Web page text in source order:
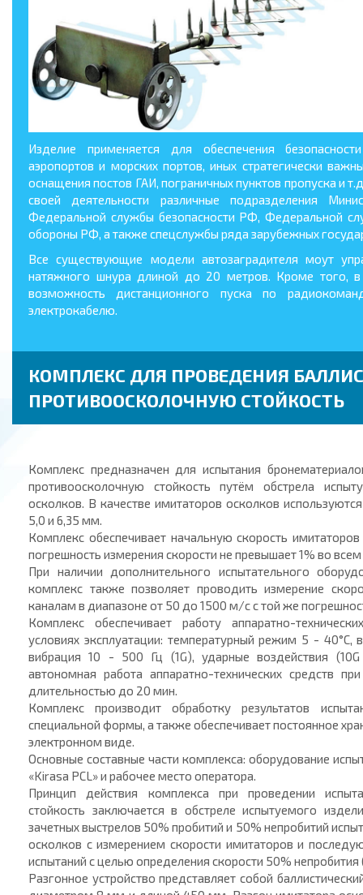
Изделие применяется для обеспечения
аэропортов и морских портов, иных стратегически
оснащения постов ГАИ, пограничных пунктов пропуска и
своей деятельности различные подразделения
Федеральной службы безопасности РФ, Федеральной
обороны РФ, а также спецслужбы ряда зарубежных
Все существующие модели автозаградителя моут
натяжного шнура длиной до 20 метров. Кроме того,
возможность дистанционного пуска по
электрокабелю.
КОМПЛЕКС ДЛЯ ПРОВЕДЕНИЯ
ПРОТИВООСКОЛОЧНУЮ СТОЙКОСТЬ
Комплекс предназначен для испытания
противоосколочную стойкость путём обстрела
осколков. В качестве имитаторов осколков
5,0 и 6,35 мм.
Комплекс обеспечивает начальную скорость
погрешность измерения скорости не превышает 1% во
При наличии дополнительного испытательного
комплекс также позволяет проводить измерение
каналам в диапазоне от 50 до 1500 м/с с той же
Комплекс обеспечивает работу аппаратно-
условиях эксплуатации: температурный режим 5 - 40°С,
вибрация 10 - 500 Гц (1G), ударные воздействия
автономная работа аппаратно-технических средств
длительностью до 20 мин.
Комплекс производит обработку результатов
специальной формы, а также обеспечивает постоянное
электронном виде.
Основные составные части комплекса: оборудование
«Kirasa PCL» и рабочее место оператора.
Принцип действия комплекса при проведении
стойкость заключается в обстреле испытуемого
зачетных выстрелов 50% пробитий и 50% непробитий
осколков с измерением скорости имитаторов и
испытаний с целью определения скорости 50% непробития
Разгонное устройство представляет собой